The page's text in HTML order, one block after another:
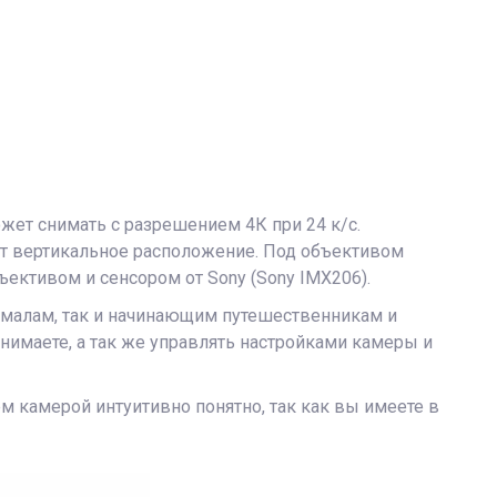
снимать с разрешением 4К при 24 к/с.
расположение. Под объективом
и сенсором от Sony (Sony IMX206).
так и начинающим путешественникам и
а так же управлять настройками камеры и
интуитивно понятно, так как вы имеете в